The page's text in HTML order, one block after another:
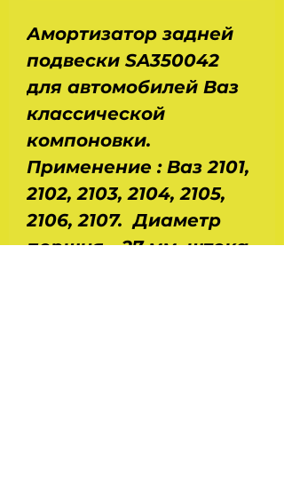
Амортизатор задней
подвески SA350042
для автомобилей Ваз
классической
компоновки.
Применение : Ваз 2101,
2102, 2103, 2104, 2105,
2106, 2107. Диаметр
поршня - 27 мм, штока